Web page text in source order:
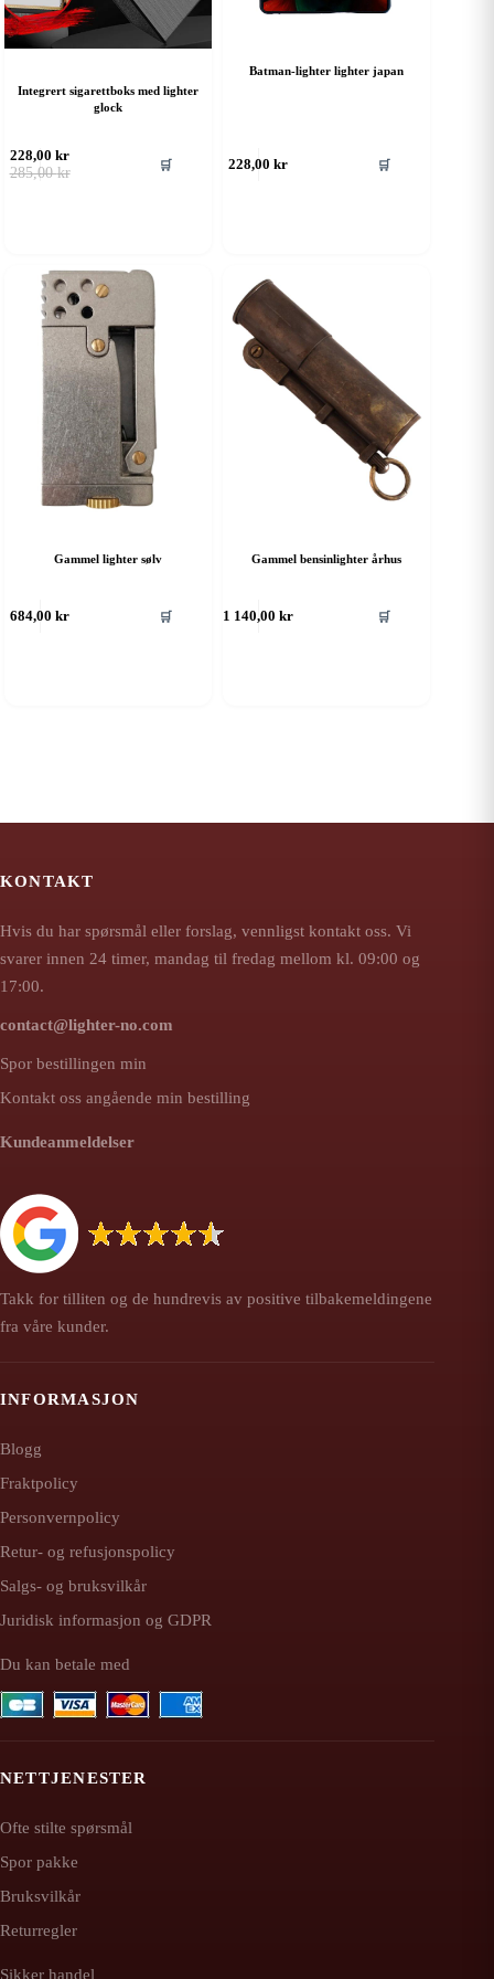
Integrert sigarettboks med lighter
glock
285,00kr
Opprinnelig
228,00kr
Nåværende
🛒
Batman-lighter lighter japan
228,00kr 🛒
Gammel lighter sølv
684,00kr 🛒
Gammel bensinlighter århus
1 140,00kr 🛒
KONTAKT
Hvis du har spørsmål eller forslag, vennligst kontakt oss. Vi
svarer innen 24 timer, mandag til fredag mellom kl. 09:00 og
17:00.
contact@lighter-no.com
Spor bestillingen min
Kontakt oss angående min bestilling
Kundeanmeldelser
Takk for tilliten og de hundrevis av positive tilbakemeldingene
fra våre kunder.
INFORMASJON
Blogg
Fraktpolicy
Personvernpolicy
Retur- og refusjonspolicy
Salgs- og bruksvilkår
Juridisk informasjon og GDPR
Du kan betale med
NETTJENESTER
Ofte stilte spørsmål
Spor pakke
Bruksvilkår
Returregler
Sikker handel